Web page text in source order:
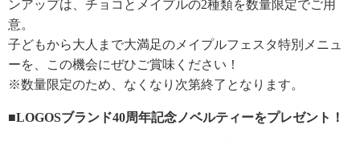
ンアップは、チョコとメイプルの2種類を数量限定でご用
意。
子どもから大人まで大満足のメイプルフェスタ特別メニュ
ーを、この機会にぜひご賞味ください！
※数量限定のため、なくなり次第終了となります。
■LOGOSブランド40周年記念ノベルティーをプレゼント！